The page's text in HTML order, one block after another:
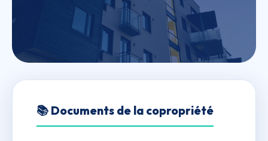
COEUR VILLAGE
📚 Documents de la copropriété